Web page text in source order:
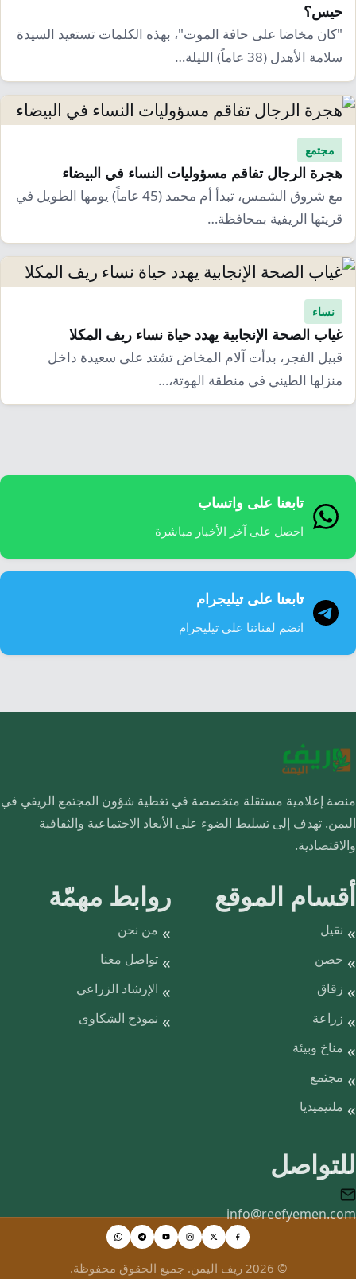
حيس؟
"كان مخاضا على حافة الموت"، بهذه الكلمات تستعيد السيدة
سلامة الأهدل (38 عاماً) الليلة…
مجتمع
هجرة الرجال تفاقم مسؤوليات النساء في البيضاء
مع شروق الشمس، تبدأ أم محمد (45 عاماً) يومها الطويل في
قريتها الريفية بمحافظة…
نساء
غياب الصحة الإنجابية يهدد حياة نساء ريف المكلا
قبيل الفجر، بدأت آلام المخاض تشتد على سعيدة داخل
منزلها الطيني في منطقة الهوتة،…
تابعنا على واتساب
احصل على آخر الأخبار مباشرة
تابعنا على تيليجرام
انضم لقناتنا على تيليجرام
منصة إعلامية مستقلة متخصصة في تغطية شؤون المجتمع الريفي في
اليمن. تهدف إلى تسليط الضوء على الأبعاد الاجتماعية والثقافية
والاقتصادية.
أقسام الموقع
نقيل
حصن
زقاق
زراعة
مناخ وبيئة
مجتمع
ملتيميديا
روابط مهمّة
من نحن
تواصل معنا
الإرشاد الزراعي
نموذج الشكاوى
للتواصل
info@reefyemen.com
© 2026 ريف اليمن. جميع الحقوق محفوظة.